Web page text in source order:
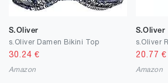
S.Oliver
s.Oliver Damen Bikini Top
30.24 €
Amazon
S.Oliver
20.77 €
Amazon